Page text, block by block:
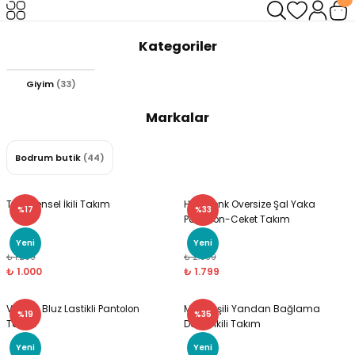
Kategoriler
Giyim (33)
Markalar
Bodrum butik (44)
%17
Yeni
Tera Tensel İkili Takım
₺ 1.200
₺ 1.000
%33
Yeni
Haki Renk Oversize Şal Yaka
Pantolon-Ceket Takım
₺ 2.699
₺ 1.799
%19
Yeni
Vatkalı Bluz Lastikli Pantolon
Takım
%35
Yeni
Mint Yeşili Yandan Bağlama
Detay İkili Takım
Geri Dön
Geri Dön